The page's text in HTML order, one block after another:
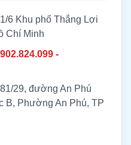
6 Khu phố Thắng Lợi
Chí Minh
-
29, đường An Phú
B, Phường An Phú, TP